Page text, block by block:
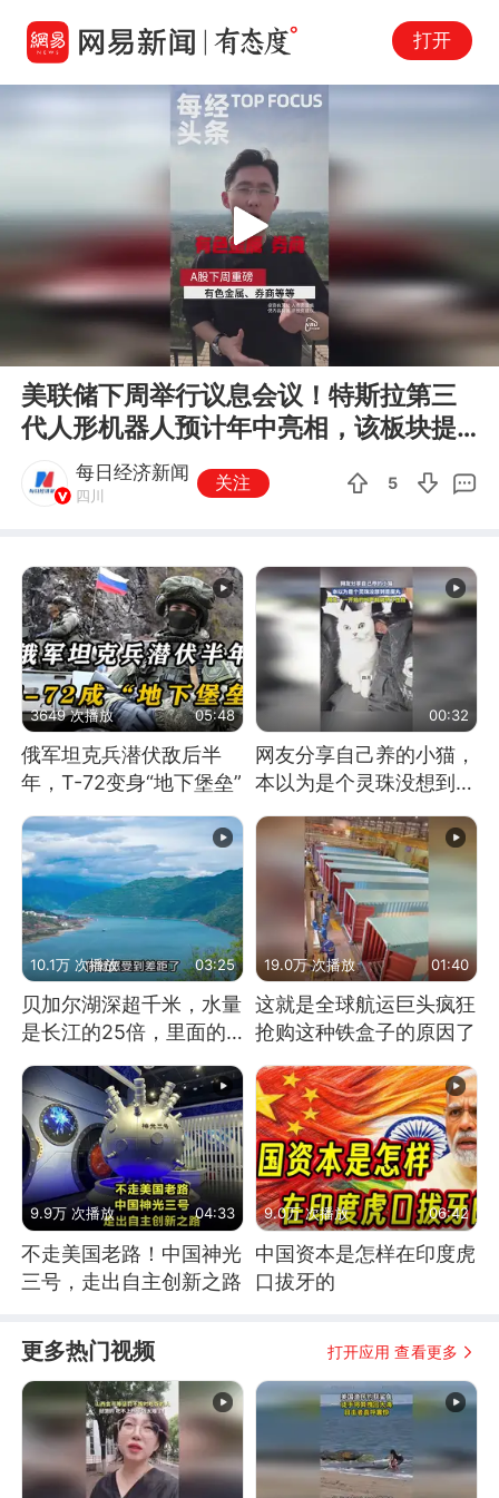
打开
00:00
Play
美联储下周举行议息会议！特斯拉第三
代人形机器人预计年中亮相，该板块提
前“挖坑”？
每日经济新闻
四川
关注 5
3649 次播放 05:48
俄军坦克兵潜伏敌后半
年，T-72变身“地下堡垒”
00:32
网友分享自己养的小猫，
本以为是个灵珠没想到是
魔丸
10.1万 次播放 03:25
贝加尔湖深超千米，水量
是长江的25倍，里面的
19.0万 次播放 01:40
这就是全球航运巨头疯狂
抢购这种铁盒子的原因了
9.9万 次播放 04:33
不走美国老路！中国神光
三号，走出自主创新之路
9.0万 次播放 06:42
中国资本是怎样在印度虎
口拔牙的
更多热门视频 打开应用 查看更多